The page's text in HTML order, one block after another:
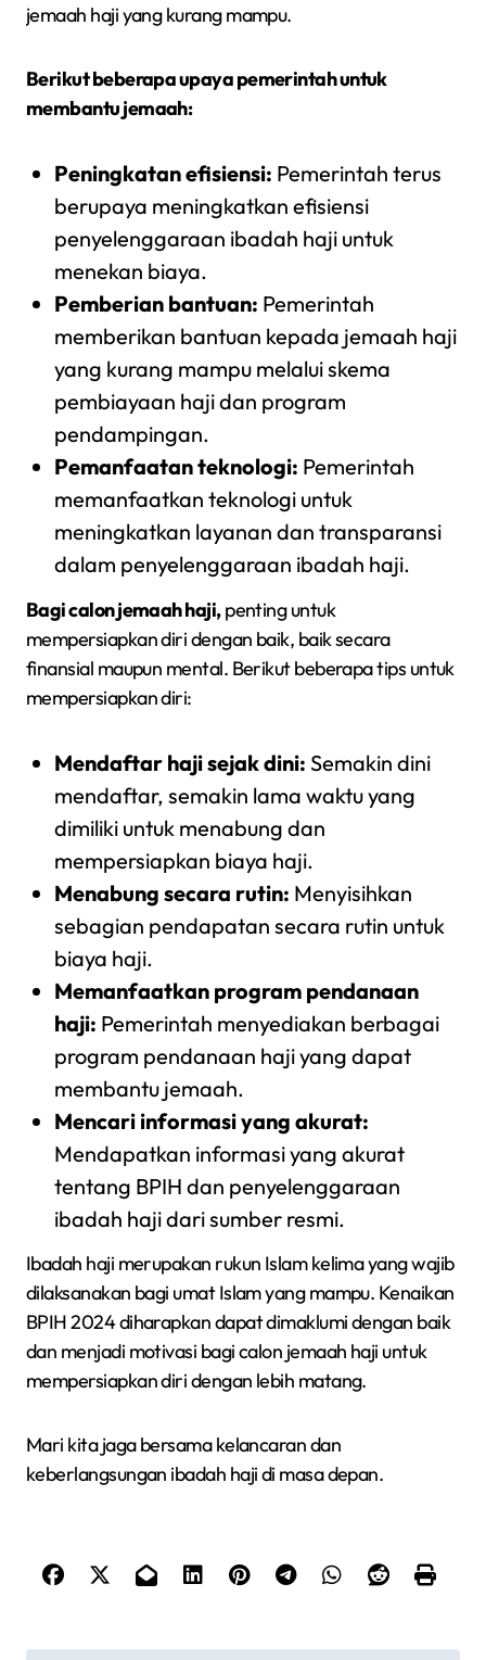
jemaah haji yang kurang mampu.
Berikut beberapa upaya pemerintah untuk
membantu jemaah:
Peningkatan efisiensi: Pemerintah terus
berupaya meningkatkan efisiensi
penyelenggaraan ibadah haji untuk
menekan biaya.
Pemberian bantuan: Pemerintah
memberikan bantuan kepada jemaah haji
yang kurang mampu melalui skema
pembiayaan haji dan program
pendampingan.
Pemanfaatan teknologi: Pemerintah
memanfaatkan teknologi untuk
meningkatkan layanan dan transparansi
dalam penyelenggaraan ibadah haji.
Bagi calon jemaah haji,penting untuk
mempersiapkan diri dengan baik, baik secara
finansial maupun mental. Berikut beberapa tips untuk
mempersiapkan diri:
Mendaftar haji sejak dini: Semakin dini
mendaftar, semakin lama waktu yang
dimiliki untuk menabung dan
mempersiapkan biaya haji.
Menabung secara rutin: Menyisihkan
sebagian pendapatan secara rutin untuk
biaya haji.
Memanfaatkan program pendanaan
haji: Pemerintah menyediakan berbagai
program pendanaan haji yang dapat
membantu jemaah.
Mencari informasi yang akurat:
Mendapatkan informasi yang akurat
tentang BPIH dan penyelenggaraan
ibadah haji dari sumber resmi.
Ibadah haji merupakan rukun Islam kelima yang wajib
dilaksanakan bagi umat Islam yang mampu. Kenaikan
BPIH 2024 diharapkan dapat dimaklumi dengan baik
dan menjadi motivasi bagi calon jemaah haji untuk
mempersiapkan diri dengan lebih matang.
Mari kita jaga bersama kelancaran dan
keberlangsungan ibadah haji di masa depan.